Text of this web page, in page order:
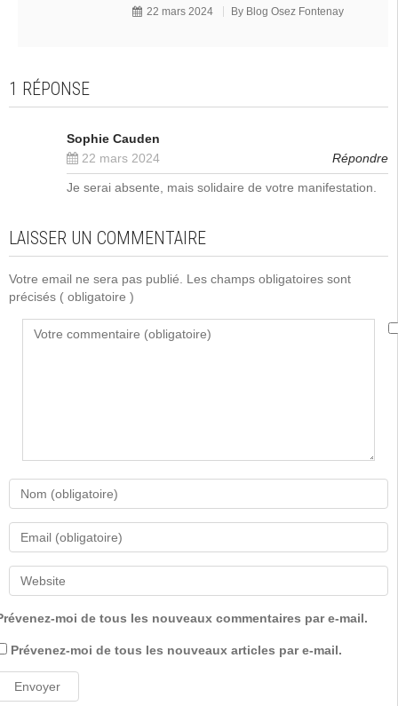
22 mars 2024 By Blog Osez Fontenay
1 RÉPONSE
Sophie Cauden
22 mars 2024
Répondre
Je serai absente, mais solidaire de votre manifestation.
LAISSER UN COMMENTAIRE
Votre email ne sera pas publié. Les champs obligatoires sont
précisés ( obligatoire )
moi de tous les nouveaux commentaires par e-mail.
Prévenez-moi de tous les nouveaux articles par e-mail.